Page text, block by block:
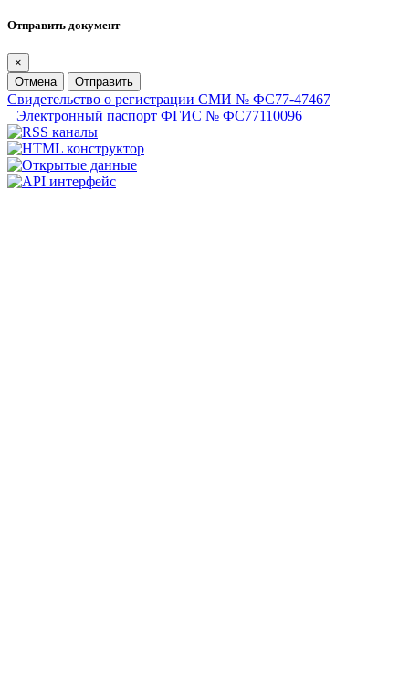
Отправить документ
×
Отмена
Отправить
Свидетельство о регистрации СМИ № ФС77-47467
Электронный паспорт ФГИС № ФС77110096